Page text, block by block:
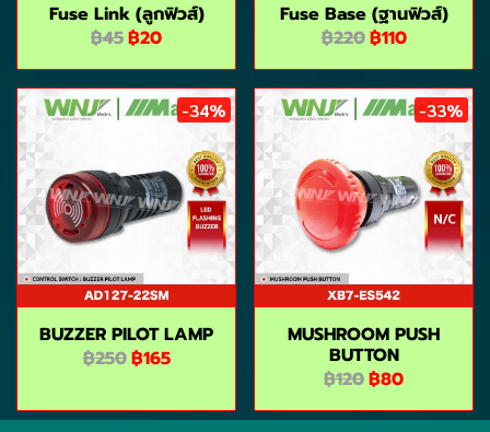
Fuse Link (ลูกฟิวส์)
฿45฿20
Fuse Base (ฺฐานฟิวส์)
฿220฿110
-34%
BUZZER PILOT LAMP
฿250฿165
-33%
MUSHROOM PUSH
BUTTON
฿120฿80